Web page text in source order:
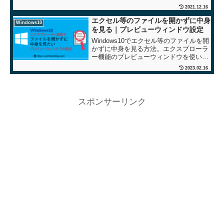
2021.12.16
Windows10
エクセル等のファイルを開かずに中身
を見る｜プレビューウィンドウ設定
Windows10でエクセル等のファイルを開
かずに中身を見る方法。エクスプローラ
ー機能のプレビューウィンドウを使いま
す。複数あって開きたいファイルがタイ
トルだけで判断できない場合、内容を確
2023.02.16
スポンサーリンク